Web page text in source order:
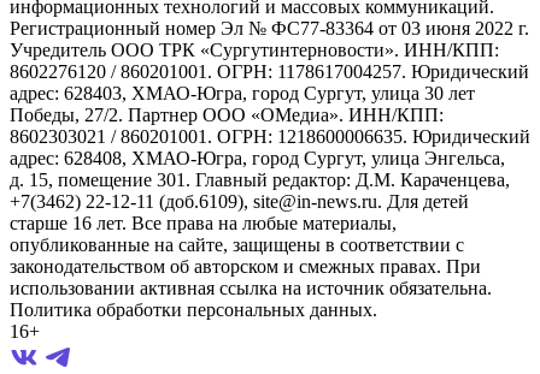
информационных технологий и массовых коммуникаций.
Регистрационный номер Эл № ФС77-83364 от 03 июня 2022 г.
Учредитель ООО ТРК «Сургутинтерновости». ИНН/КПП:
8602276120 / 860201001. ОГРН: 1178617004257. Юридический
адрес: 628403, ХМАО-Югра, город Сургут, улица 30 лет
Победы, 27/2. Партнер ООО «ОМедиа». ИНН/КПП:
8602303021 / 860201001. ОГРН: 1218600006635. Юридический
адрес: 628408, ХМАО-Югра, город Сургут, улица Энгельса,
д. 15, помещение 301. Главный редактор: Д.М. Караченцева,
+7(3462) 22-12-11 (доб.6109), site@in-news.ru. Для детей
старше 16 лет. Все права на любые материалы,
опубликованные на сайте, защищены в соответствии с
законодательством об авторском и смежных правах. При
использовании активная ссылка на источник обязательна.
Политика обработки персональных данных.
16+